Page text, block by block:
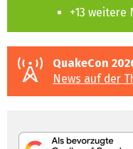
+13 weitere
QuakeCon
News auf der